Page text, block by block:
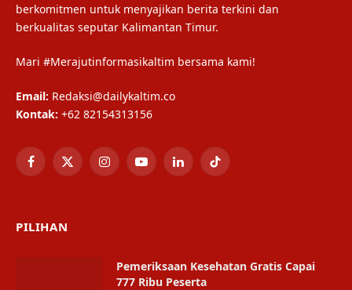
berkomitmen untuk menyajikan berita terkini dan
berkualitas seputar Kalimantan Timur.
Mari #Merajutinformasikaltim bersama kami!
Email: Redaksi@dailykaltim.co
Kontak: +62 82154313156
Facebook
X
InstagramYouTubeLinkedInTikTok
PILIHAN
Pemeriksaan Kesehatan Gratis Capai
777 Ribu Peserta